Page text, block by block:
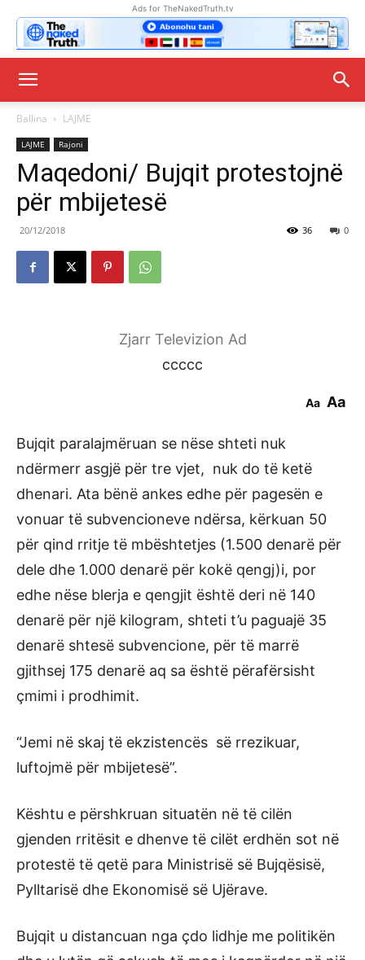
Ads for TheNakedTruth.tv
Ballina LAJME
LAJME Rajoni
Maqedoni/ Bujqit protestojnë
për mbijetesë
20/12/2018 0
36
Zjarr Televizion Ad
ccccc
Aa Aa
Bujqit paralajmëruan se nëse shteti nuk
ndërmerr asgjë për tre vjet, nuk do të ketë
dhenari. Ata bënë ankes edhe për pagesën e
vonuar të subvencioneve ndërsa, kërkuan 50
për qind rritje të mbështetjes (1.500 denarë për
dele dhe 1.000 denarë për kokë qengj)i, por
edhe nëse blerja e qengjit është deri në 140
denarë për një kilogram, shteti t’u paguajë 35
denarë shtesë subvencione, për të marrë
gjithsej 175 denarë aq sa është përafërsisht
çmimi i prodhimit.
“Jemi në skaj të ekzistencës së rrezikuar,
luftojmë për mbijetesë”.
Kështu e përshkruan situatën në të cilën
gjenden rritësit e dhenve të cilët erdhën sot në
protestë të qetë para Ministrisë së Bujqësisë,
Pylltarisë dhe Ekonomisë së Ujërave.
Bujqit u distancuan nga çdo lidhje me politikën